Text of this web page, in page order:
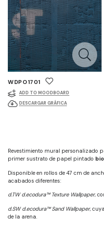
WDPO1701
ADD TO MOODBOARD
DESCARGAR GRÁFICA
Revestimiento mural personalizado
primer sustrato de papel pintado
Disponible en rollos de 47 cm de
acabados diferentes:
d.TW d.ecodura™ Texture Wallpaper,
d.SW d.ecodura™ Sand Wallpaper,
de la arena.